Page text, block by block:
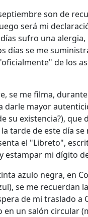
son de
será mi
sufro una
días se me
de los
se me filma,
darle mayor
su existencia?),
tarde de este día
el "Libreto",
estampar mi dígito
azulo negra, en
se me recuerdan
de mi traslado a
en un salón circular